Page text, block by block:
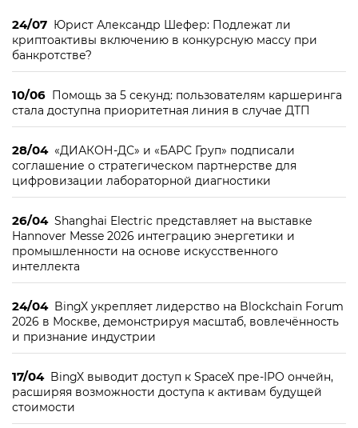
24/07 Юрист Александр Шефер: Подлежат ли
криптоактивы включению в конкурсную массу при
банкротстве?
10/06 Помощь за 5 секунд: пользователям каршеринга
стала доступна приоритетная линия в случае ДТП
28/04 «ДИАКОН-ДС» и «БАРС Груп» подписали
соглашение о стратегическом партнерстве для
цифровизации лабораторной диагностики
26/04 Shanghai Electric представляет на выставке
Hannover Messe 2026 интеграцию энергетики и
промышленности на основе искусственного
интеллекта
24/04 BingX укрепляет лидерство на Blockchain Forum
2026 в Москве, демонстрируя масштаб, вовлечённость
и признание индустрии
17/04 BingX выводит доступ к SpaceX пре-IPO ончейн,
расширяя возможности доступа к активам будущей
стоимости